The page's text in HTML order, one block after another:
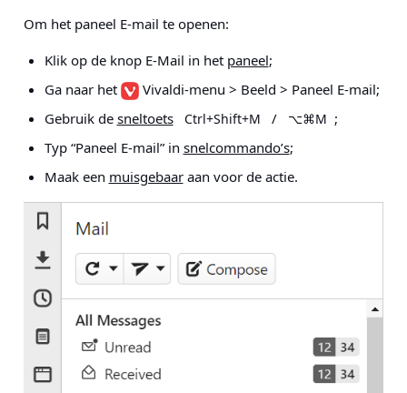
Om het paneel E-mail te openen:
Klik op de knop E-Mail in het paneel;
Ga naar het
Vivaldi-menu > Beeld > Paneel E-mail;
Gebruik de sneltoets Ctrl+Shift+M / ⌥⌘M ;
Typ “Paneel E-mail” in snelcommando’s;
Maak een muisgebaaraan voor de actie.